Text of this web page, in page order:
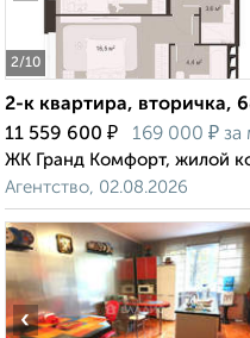
2/10
2-к квартира, вторичка,
11 559 600 ₽ 169 000 ₽ за
ЖК Гранд Комфорт, жилой
Агентство, 02.08.2026
‹